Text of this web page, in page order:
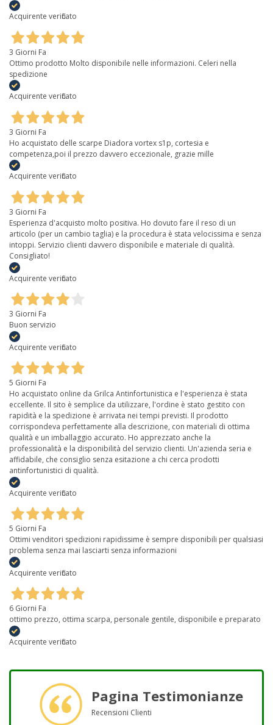
Acquirente verificato
3 Giorni Fa
Ottimo prodotto Molto disponibile nelle informazioni. Celeri nella
spedizione
Acquirente verificato
3 Giorni Fa
Ho acquistato delle scarpe Diadora vortex s1p, cortesia e
competenza,poi il prezzo davvero eccezionale, grazie mille
Acquirente verificato
3 Giorni Fa
Esperienza d'acquisto molto positiva. Ho dovuto fare il reso di un
articolo (per un cambio taglia) e la procedura è stata velocissima e senza
intoppi. Servizio clienti davvero disponibile e materiale di qualità.
Consigliato!
Acquirente verificato
3 Giorni Fa
Buon servizio
Acquirente verificato
5 Giorni Fa
Ho acquistato online da Grilca Antinfortunistica e l'esperienza è stata
eccellente. Il sito è semplice da utilizzare, l'ordine è stato gestito con
rapidità e la spedizione è arrivata nei tempi previsti. Il prodotto
corrispondeva perfettamente alla descrizione, con materiali di ottima
qualità e un imballaggio accurato. Ho apprezzato anche la
professionalità e la disponibilità del servizio clienti. Un'azienda seria e
affidabile, che consiglio senza esitazione a chi cerca prodotti
antinfortunistici di qualità.
Acquirente verificato
5 Giorni Fa
Ottimi venditori spedizioni rapidissime è sempre disponibili per qualsiasi
problema senza mai lasciarti senza informazioni
Acquirente verificato
6 Giorni Fa
ottimo prezzo, ottima scarpa, personale gentile, disponibile e preparato
Acquirente verificato
Pagina Testimonianze
Recensioni Clienti